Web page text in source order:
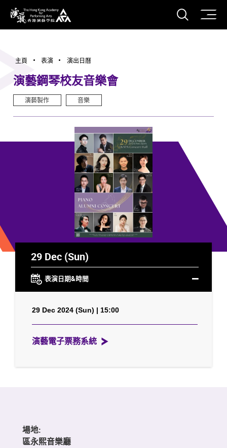
香港演藝學院
打開
主頁 表演 演出日曆
演藝鋼琴校友音樂會
演藝製作 音樂
29 Dec (Sun)
表演日期&時間
29 Dec 2024 (Sun) | 15:00
演藝電子票務系統
場地:
區永熙音樂廳